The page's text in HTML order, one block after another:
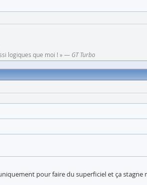
logiques que moi ! » — GT Turbo
pour faire du superficiel et ça stagne